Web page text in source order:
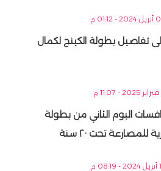
تفاصيل بطولة الكينج لكمال
اليوم الثاني من بطولة
للمصارعة تحت ٢٠ سنة